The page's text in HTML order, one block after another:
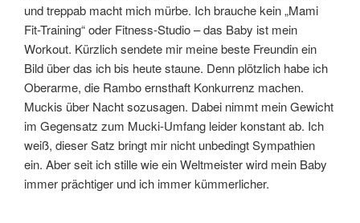
und treppab macht mich mürbe. Ich brauche kein „Mami
Fit-Training“ oder Fitness-Studio – das Baby ist mein
Workout. Kürzlich sendete mir meine beste Freundin ein
Bild über das ich bis heute staune. Denn plötzlich habe ich
Oberarme, die Rambo ernsthaft Konkurrenz machen.
Muckis über Nacht sozusagen. Dabei nimmt mein Gewicht
im Gegensatz zum Mucki-Umfang leider konstant ab. Ich
weiß, dieser Satz bringt mir nicht unbedingt Sympathien
ein. Aber seit ich stille wie ein Weltmeister wird mein Baby
immer prächtiger und ich immer kümmerlicher.